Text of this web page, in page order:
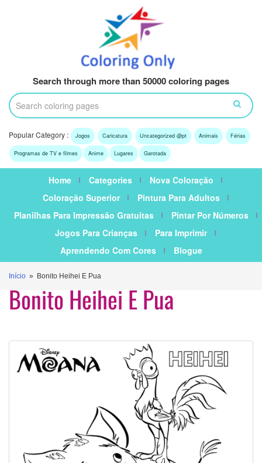
Search through more than 50000 coloring pages
Popular Category : Jogos Caricatura Uncategorized @pt Animais Férias
Programas de TV e filmes Anime Lugares Garotada
Home Categories
Nova Coloração
Coloração Superior
Pintura Para Adultos
Planilhas Para Impressão Gratuitas
Pintar Por Números
Jogos Para Crianças
Para Imprimir
Aprendendo Com Cores
Blogue
Início » Bonito Heihei E Pua
Bonito Heihei E Pua